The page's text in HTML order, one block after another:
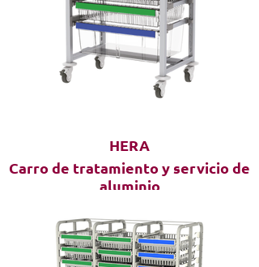
HERA
Carro de tratamiento y servicio de
aluminio